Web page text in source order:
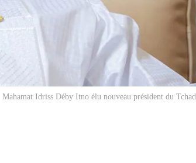
Mahamat Idriss Déby Itno élu nouveau président du Tchad.